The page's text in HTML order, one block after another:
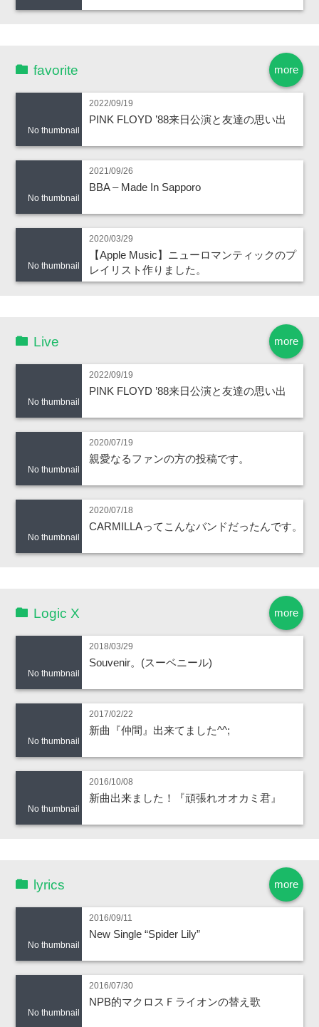
more
favorite
No thumbnail
2022/09/19
PINK FLOYD ’88来日公演と友達の思い出
No thumbnail
2021/09/26
BBA – Made In Sapporo
No thumbnail
2020/03/29
【Apple Music】ニューロマンティックのプ
レイリスト作りました。
more
Live
No thumbnail
2022/09/19
PINK FLOYD ’88来日公演と友達の思い出
No thumbnail
2020/07/19
親愛なるファンの方の投稿です。
No thumbnail
2020/07/18
CARMILLAってこんなバンドだったんです。
more
Logic X
No thumbnail
2018/03/29
Souvenir。(スーベニール)
No thumbnail
2017/02/22
新曲『仲間』出来てました^^;
No thumbnail
2016/10/08
新曲出来ました！『頑張れオオカミ君』
more
lyrics
No thumbnail
2016/09/11
New Single “Spider Lily”
No thumbnail
2016/07/30
NPB的マクロスＦライオンの替え歌